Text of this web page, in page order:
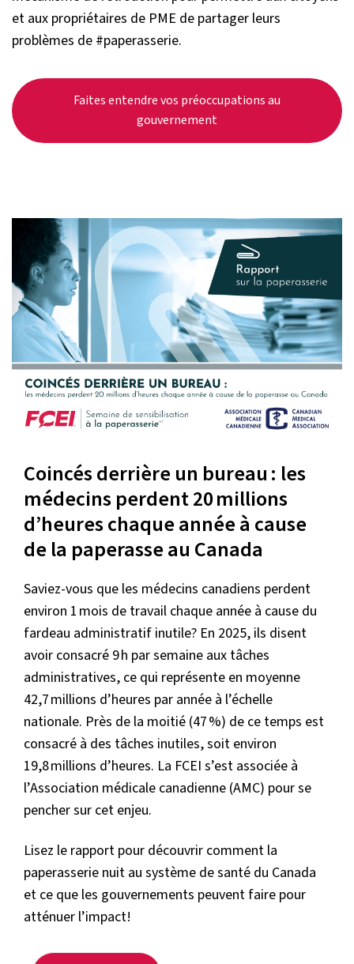
et aux propriétaires de PME de partager leurs
problèmes de #paperasserie.
Faites entendre vos préoccupations au
gouvernement
Coincés derrière un bureau : les
médecins perdent 20 millions
d’heures chaque année à cause
de la paperasse au Canada
Saviez-vous que les médecins canadiens perdent
environ 1 mois de travail chaque année à cause du
fardeau administratif inutile? En 2025, ils disent
avoir consacré 9 h par semaine aux tâches
administratives, ce qui représente en moyenne
42,7 millions d’heures par année à l’échelle
nationale. Près de la moitié (47 %) de ce temps est
consacré à des tâches inutiles, soit environ
19,8 millions d’heures. La FCEI s’est associée à
l’Association médicale canadienne (AMC) pour se
pencher sur cet enjeu.
Lisez le rapport pour découvrir comment la
paperasserie nuit au système de santé du Canada
et ce que les gouvernements peuvent faire pour
atténuer l’impact!